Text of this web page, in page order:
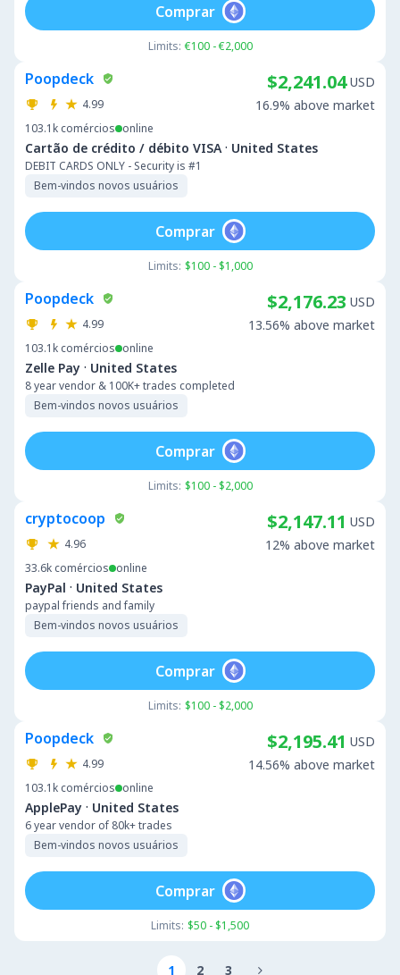
Limits: €100 - €2,000
Comprar
Poopdeck
4.99
103.1k comércios online
Cartão de crédito / débito VISA · United States
DEBIT CARDS ONLY - Security is #1
Bem-vindos novos usuários
$2,241.04 USD
16.9% above market
Limits: $100 - $1,000
Comprar
Poopdeck
4.99
103.1k comércios online
Zelle Pay · United States
8 year vendor & 100K+ trades completed
Bem-vindos novos usuários
$2,176.23 USD
13.56% above market
Limits: $100 - $2,000
Comprar
cryptocoop
4.96
33.6k comércios online
PayPal · United States
paypal friends and family
Bem-vindos novos usuários
$2,147.11 USD
12% above market
Limits: $100 - $2,000
Comprar
Poopdeck
4.99
103.1k comércios online
ApplePay · United States
6 year vendor of 80k+ trades
Bem-vindos novos usuários
$2,195.41 USD
14.56% above market
Limits: $50 - $1,500
Comprar
1 2 3 